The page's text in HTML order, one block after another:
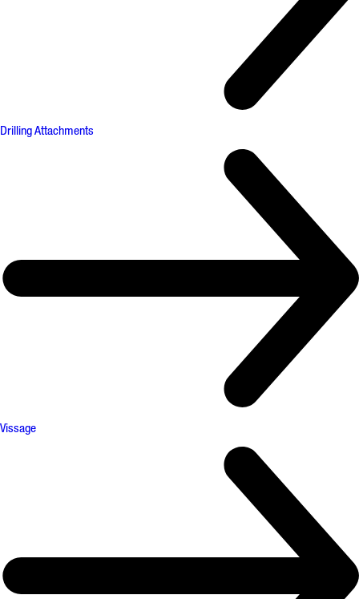
Drilling Attachments
Vissage